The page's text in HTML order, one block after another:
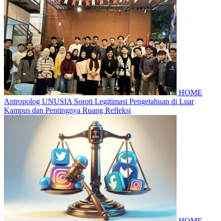
HOME
Antropolog UNUSIA Soroti Legitimasi Pengetahuan di Luar
Kampus dan Pentingnya Ruang Refleksi